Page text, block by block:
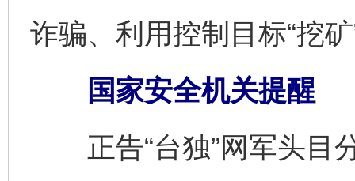
诈骗、利用控制目标“挖
国家安全机关提醒
正告“台独”网军头目分